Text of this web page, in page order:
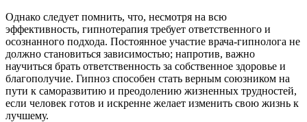
Однако следует помнить, что, несмотря на всю
эффективность, гипнотерапия требует ответственного и
осознанного подхода. Постоянное участие врача-гипнолога не
должно становиться зависимостью; напротив, важно
научиться брать ответственность за собственное здоровье и
благополучие. Гипноз способен стать верным союзником на
пути к саморазвитию и преодолению жизненных трудностей,
если человек готов и искренне желает изменить свою жизнь к
лучшему.